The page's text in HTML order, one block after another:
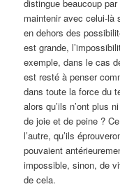
distingue beaucoup
maintenir avec celui-là
en dehors des
est grande,
exemple, dans le cas
est resté à penser
dans toute la force du
alors qu’ils n’ont plus
de joie et de peine ?
l’autre, qu’ils
pouvaient
impossible, sinon, de
de cela.